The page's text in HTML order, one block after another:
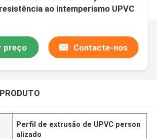
ao intemperismo UPVC
preço Contacte-nos
Perfil de extrusão de UPVC person
alizado